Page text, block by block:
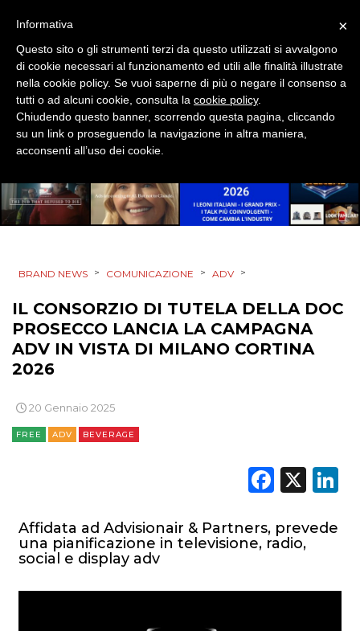
TREND
CASE HISTORY
OPINIONI
BRAND NEWS > COMUNICAZIONE > ADV >
IL CONSORZIO DI TUTELA DELLA DOC
PROSECCO LANCIA LA CAMPAGNA
ADV IN VISTA DI MILANO CORTINA
2026
20 Gennaio 2025
FREE ADV BEVERAGE
X
Affidata ad Advisionair & Partners, prevede
una pianificazione in televisione, radio,
social e display adv
×
Informativa
Questo sito o gli strumenti terzi da questo utilizzati si avvalgono
di cookie necessari al funzionamento ed utili alle finalità illustrate
nella cookie policy. Se vuoi saperne di più o negare il consenso a
tutti o ad alcuni cookie, consulta la cookie policy.
Chiudendo questo banner, scorrendo questa pagina, cliccando
su un link o proseguendo la navigazione in altra maniera,
acconsenti all’uso dei cookie.